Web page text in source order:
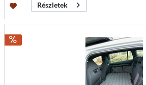
Részletek